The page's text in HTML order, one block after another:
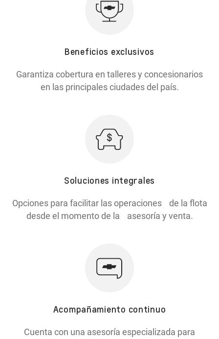
Beneficios exclusivos
Garantiza cobertura en talleres y concesionarios
en las principales ciudades del país.
Soluciones integrales
Opciones para facilitar las operaciones de la flota
desde el momento de la asesoría y venta.
Acompañamiento continuo
Cuenta con una asesoría especializada para